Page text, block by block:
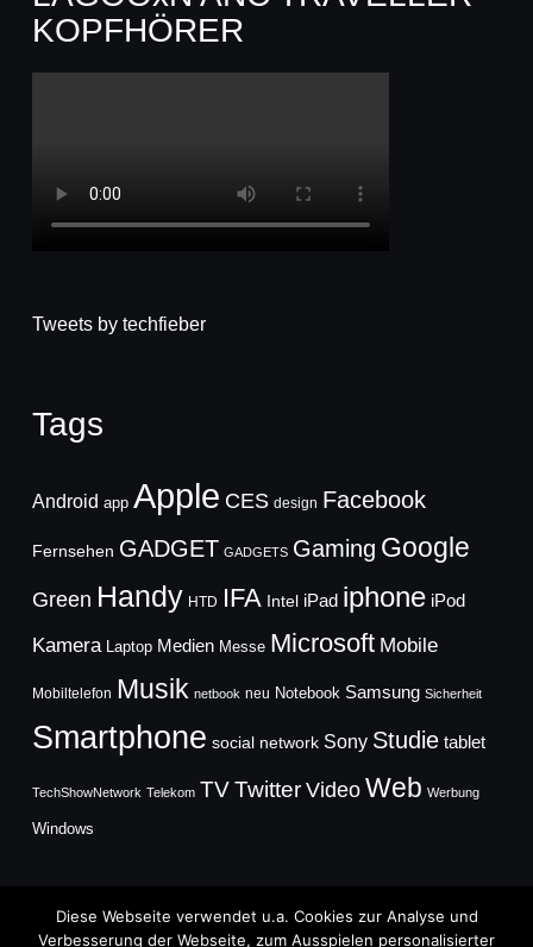
KOPFHÖRER
Tweets by techfieber
Tags
Android app Apple CES design Facebook
Fernsehen GADGET GADGETS Gaming Google
Green Handy HTD IFA Intel iPad iphone iPod
Kamera Laptop Medien Messe Microsoft Mobile
Mobiltelefon Musik netbook neu Notebook Samsung Sicherheit
Smartphone social network Sony Studie tablet
TechShowNetwork Telekom TVTwitter Video Web Werbung
Windows
Diese Webseite verwendet u.a. Cookies zur Analyse und
Verbesserung der Webseite, zum Ausspielen personalisierter